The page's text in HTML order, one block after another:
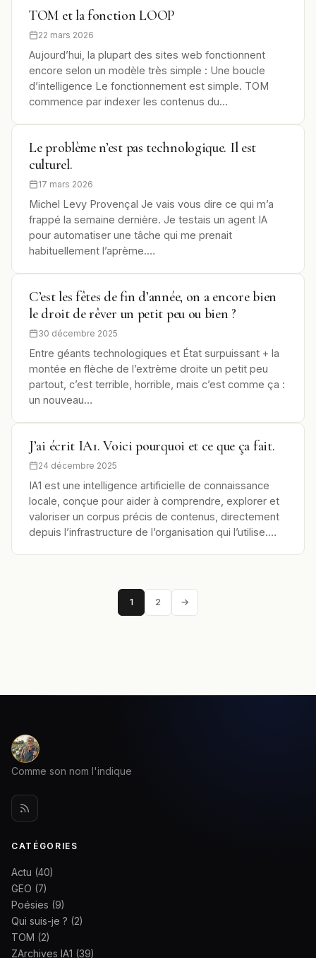
TOM et la fonction LOOP
22 mars 2026
Aujourd’hui, la plupart des sites web fonctionnent
encore selon un modèle très simple : Une boucle
d’intelligence Le fonctionnement est simple. TOM
commence par indexer les contenus du…
Le problème n’est pas technologique. Il est
culturel.
17 mars 2026
Michel Levy Provençal Je vais vous dire ce qui m’a
frappé la semaine dernière. Je testais un agent IA
pour automatiser une tâche qui me prenait
habituellement l’aprème.…
C’est les fêtes de fin d’année, on a encore bien
le droit de rêver un petit peu ou bien ?
30 décembre 2025
Entre géants technologiques et État surpuissant + la
montée en flèche de l’extrème droite un petit peu
partout, c’est terrible, horrible, mais c’est comme ça :
un nouveau…
J’ai écrit IA1. Voici pourquoi et ce que ça fait.
24 décembre 2025
IA1 est une intelligence artificielle de connaissance
locale, conçue pour aider à comprendre, explorer et
valoriser un corpus précis de contenus, directement
depuis l’infrastructure de l’organisation qui l’utilise.…
1 2 →
Comme son nom l'indique
CATÉGORIES
Actu (40)
GEO (7)
Poésies (9)
Qui suis-je ? (2)
TOM (2)
ZArchives IA1 (39)